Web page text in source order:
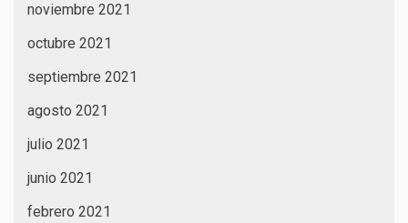
noviembre 2021
octubre 2021
septiembre 2021
agosto 2021
julio 2021
junio 2021
febrero 2021